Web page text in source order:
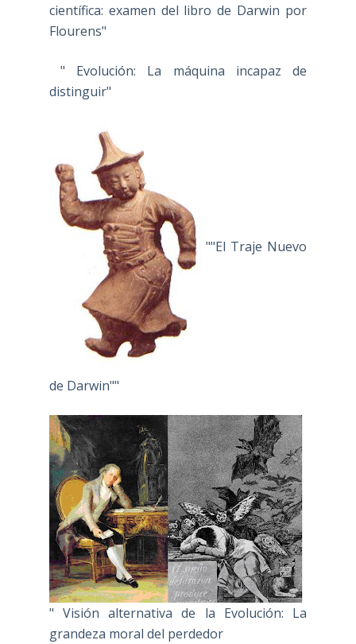
científica: examen del libro de Darwin por
Flourens"
" Evolución: La máquina incapaz de
distinguir"
""El Traje Nuevo
de Darwin""
" Visión alternativa de la Evolución: La
grandeza moral del perdedor